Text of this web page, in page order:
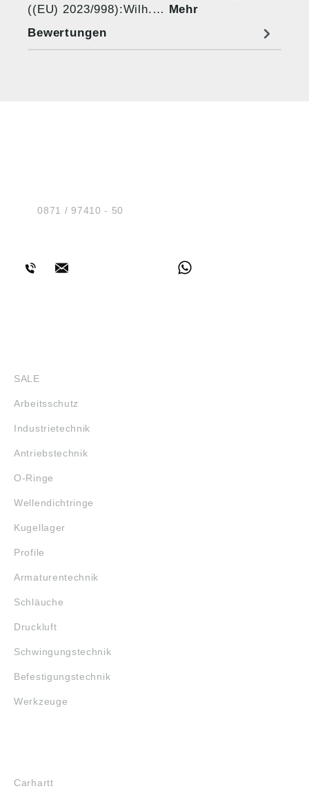
((EU) 2023/998):Wilh.… Mehr
Bewertungen
Tel.:0871 / 97410 - 50
SALE
Arbeitsschutz
Industrietechnik
Antriebstechnik
O-Ringe
Wellendichtringe
Kugellager
Profile
Armaturentechnik
Schläuche
Druckluft
Schwingungstechnik
Befestigungstechnik
Werkzeuge
Carhartt